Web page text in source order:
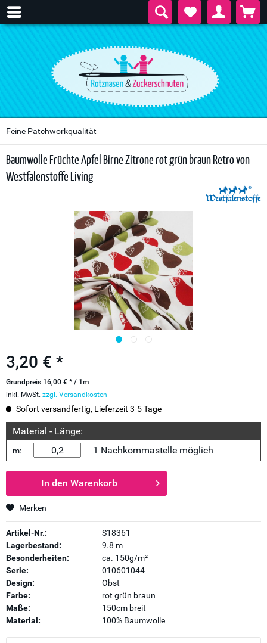
Feine Patchworkqualität
Baumwolle Früchte Apfel Birne Zitrone rot grün braun Retro von
Westfalenstoffe Living
3,20 € *
Grundpreis 16,00 € * / 1m
inkl. MwSt. zzgl. Versandkosten
Sofort versandfertig, Lieferzeit 3-5 Tage
Material - Länge:
m: 1 Nachkommastelle möglich
In den Warenkorb
Merken
Artikel-Nr.:
S18361
Lagerbestand:
9.8 m
Besonderheiten:
ca. 150g/m²
Serie:
010601044
Design:
Obst
Farbe:
rot grün braun
Maße:
150cm breit
Material:
100% Baumwolle